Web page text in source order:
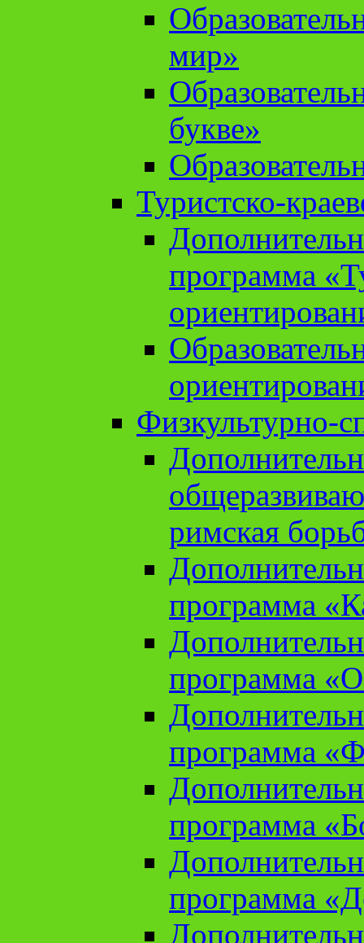
мир»
букве»
Туристско-
программа
Физкультурно-
римская
программа
программа
программа
программа
программа